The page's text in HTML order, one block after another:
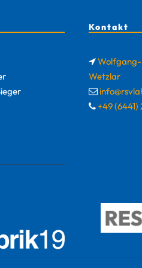
Kontakt
Wolfgang-
Wetzlar
+49